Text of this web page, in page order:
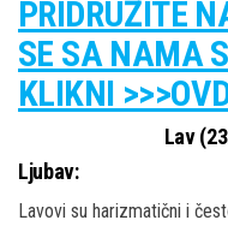
PRIDRUŽITE
SE SA NAMA
KLIKNI
Lav
Ljubav:
Lavovi su harizmatični i